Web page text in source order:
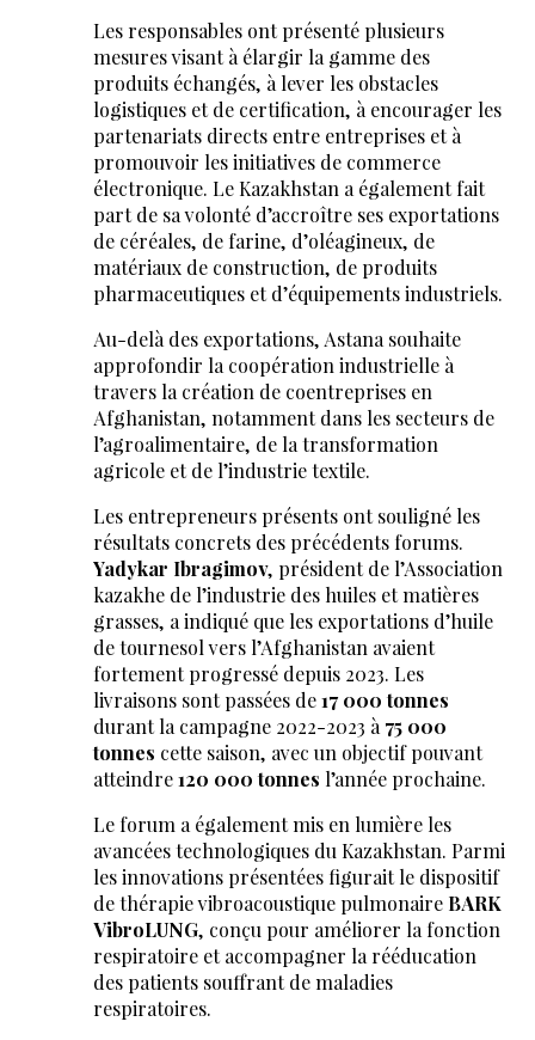
Les responsables ont présenté plusieurs
mesures visant à élargir la gamme des
produits échangés, à lever les obstacles
logistiques et de certification, à encourager les
partenariats directs entre entreprises et à
promouvoir les initiatives de commerce
électronique. Le Kazakhstan a également fait
part de sa volonté d’accroître ses exportations
de céréales, de farine, d’oléagineux, de
matériaux de construction, de produits
pharmaceutiques et d’équipements industriels.
Au-delà des exportations, Astana souhaite
approfondir la coopération industrielle à
travers la création de coentreprises en
Afghanistan, notamment dans les secteurs de
l’agroalimentaire, de la transformation
agricole et de l’industrie textile.
Les entrepreneurs présents ont souligné les
résultats concrets des précédents forums.
Yadykar Ibragimov, président de l’Association
kazakhe de l’industrie des huiles et matières
grasses, a indiqué que les exportations d’huile
de tournesol vers l’Afghanistan avaient
fortement progressé depuis 2023. Les
livraisons sont passées de17 000 tonnes
durant la campagne 2022-2023 à75 000
tonnes cette saison, avec un objectif pouvant
atteindre120 000 tonnes l’année prochaine.
Le forum a également mis en lumière les
avancées technologiques du Kazakhstan. Parmi
les innovations présentées figurait le dispositif
de thérapie vibroacoustique pulmonaire BARK
VibroLUNG, conçu pour améliorer la fonction
respiratoire et accompagner la rééducation
des patients souffrant de maladies
respiratoires.